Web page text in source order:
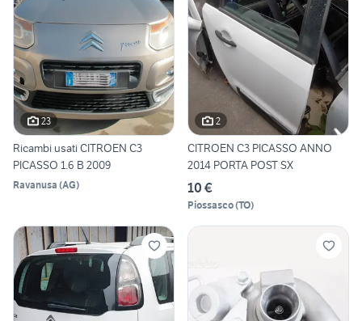
23
Ricambi usati CITROEN C3
PICASSO 1.6 B 2009
Ravanusa (AG)
2
CITROEN C3 PICASSO ANNO
2014 PORTA POST SX
10 €
Piossasco(TO)